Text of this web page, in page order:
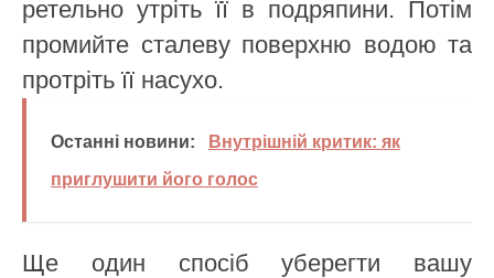
ретельно утріть її в подряпини. Потім
промийте сталеву поверхню водою та
протріть її насухо.
Останні новини:
Внутрішній критик: як
приглушити його голос
Ще один спосіб уберегти вашу